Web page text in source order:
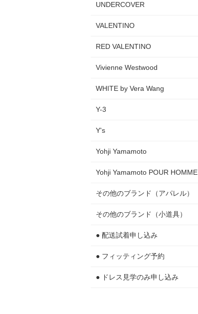
UNDERCOVER
VALENTINO
RED VALENTINO
Vivienne Westwood
WHITE by Vera Wang
Y-3
Y's
Yohji Yamamoto
Yohji Yamamoto POUR HOMME
その他のブランド（アパレル）
その他のブランド（小道具）
● 配送試着申し込み
● フィッティング予約
● ドレス見学のみ申し込み